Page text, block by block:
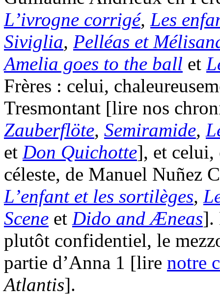
L’ivrogne corrigé, Les
Siviglia, Pelléas et
Amelia goes to the ball et
Frères : celui,
Tresmontant [lire nos
Zauberflöte, Semiramide,
et Don Quichotte], et celui,
céleste, de Manuel Nuñez
L’enfant et les sortilèges,
Scene et Dido and Æneas].
plutôt confidentiel, le
partie d’Anna 1 [lire notre
Atlantis].